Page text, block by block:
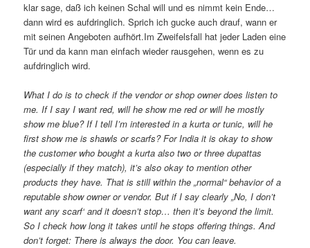
klar sage, daß ich keinen Schal will und es nimmt kein Ende…
dann wird es aufdringlich. Sprich ich gucke auch drauf, wann er
mit seinen Angeboten aufhört.Im Zweifelsfall hat jeder Laden eine
Tür und da kann man einfach wieder rausgehen, wenn es zu
aufdringlich wird.
What I do is to check if the vendor or shop owner does listen to
me. If I say I want red, will he show me red or will he mostly
show me blue? If I tell I’m interested in a kurta or tunic, will he
first show me is shawls or scarfs? For India it is okay to show
the customer who bought a kurta also two or three dupattas
(especially if they match), it’s also okay to mention other
products they have. That is still within the „normal“ behavior of a
reputable show owner or vendor. But if I say clearly „No, I don’t
want any scarf‘ and it doesn’t stop… then it’s beyond the limit.
So I check how long it takes until he stops offering things. And
don’t forget: There is always the door. You can leave.